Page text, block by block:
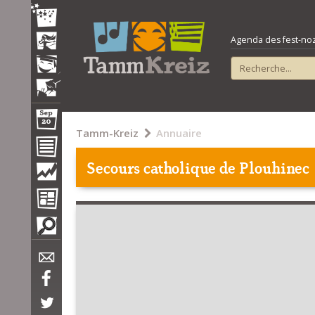
Agenda des fest-
Tamm-Kreiz Annuaire
Secours catholique de Plouhinec